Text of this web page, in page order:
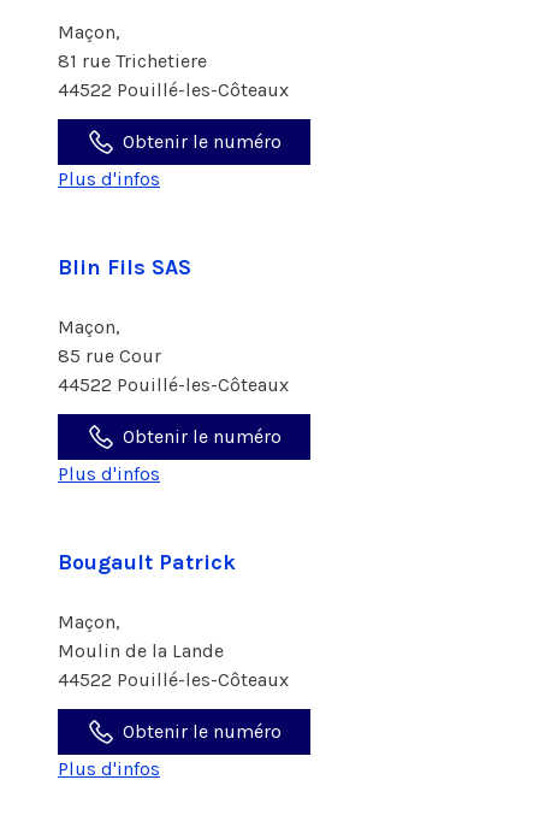
Maçon,
81 rue Trichetiere
44522 Pouillé-les-Côteaux
Obtenir le numéro
Plus d'infos
Blin Fils SAS
Maçon,
85 rue Cour
44522 Pouillé-les-Côteaux
Obtenir le numéro
Plus d'infos
Bougault Patrick
Maçon,
Moulin de la Lande
44522 Pouillé-les-Côteaux
Obtenir le numéro
Plus d'infos